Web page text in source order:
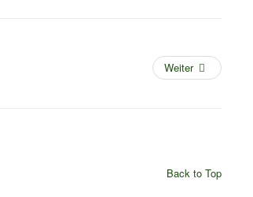
Weiter
Back to Top